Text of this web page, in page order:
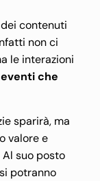
contenuti
non ci
le interazioni
che
sparirà, ma
valore e
suo posto
potranno